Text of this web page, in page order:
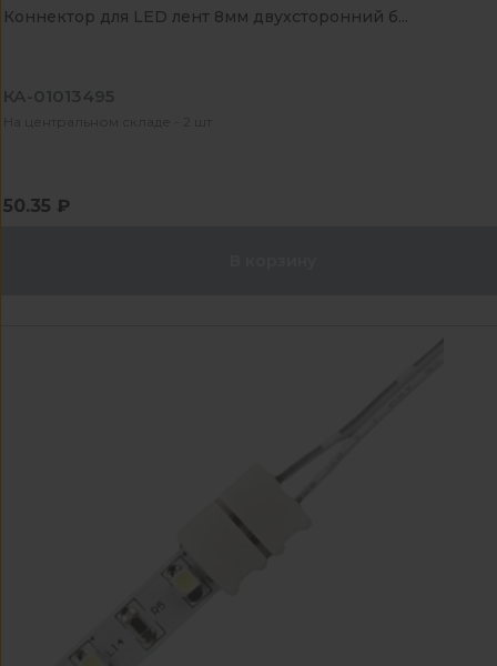
Коннектор для LED лент 8мм двухсторонний б...
КА-01013495
На центральном складе - 2 шт
50.35 ₽